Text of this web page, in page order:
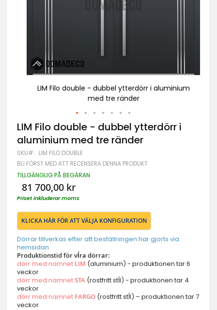
LIM Filo double - dubbel ytterdörr i aluminium
med tre ränder
Hoppa
till
början
av
bildgalleriet
LIM Filo double - dubbel ytterdörr i
aluminium med tre ränder
SKU LIM FILO DOUBLE
BLI FÖRST MED ATT RECENSERA DENNA PRODUKT
TILLGÄNGLIG PÅ BEGÄRAN
81 700,00 kr
Priset inkluderar moms
KLICKA HÄR FÖR ATT VÄLJA KONFIGURATION
Dörrar tillverkas efter att beställningen har gjorts via
hemsidan.
Produktionstid för vĺra dörrar:
dörr med namnet LIM (aluminium) - produktionen tar 6
veckor
dörr med namnetSTA (rostfritt stĺl) - produktionen tar 4
veckor
dörr med namnet FARGO (rostfritt stĺl) – produktionen tar 7
veckor